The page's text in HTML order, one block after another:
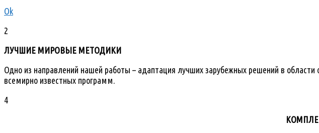
Ok
2
ЛУЧШИЕ МИРОВЫЕ МЕТОДИКИ
Одно из направлений нашей работы – адаптация лучших зарубежных решений в
всемирно известных программ.
4